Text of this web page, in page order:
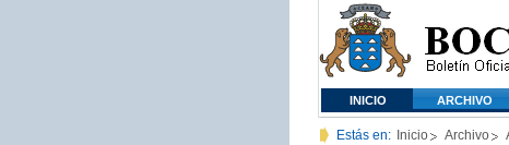
INICIO ARCHIVO
Estás en: Inicio Archivo